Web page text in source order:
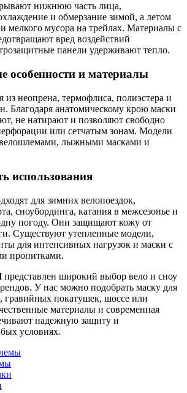
нижнюю часть лица,
и обмерзание зимой, а летом
мусора на трейлах. Материалы с
вред воздействий
панели удерживают тепло.
особенности и материалы
из неопрена, термофлиса, полиэстера и
Благодаря анатомическому крою маски
не натирают и позволяют свободно
или сетчатым зонам. Модели
велошлемами, лыжными масками и
использования
для зимних велопоездок,
сноубординга, катания в межсезонье и
погоду. Они защищают кожу от
Существуют утепленные модели,
для интенсивных нагрузок и маски с
пропитками.
представлен широкий выбор вело и сноу
У нас можно подобрать маску для
гравийных покатушек, шоссе или
материалы и современная
надежную защиту и
условиях.